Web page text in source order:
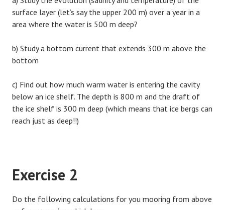
surface layer (let’s say the upper 200 m) over a year in a
area where the water is 500 m deep?
b) Study a bottom current that extends 300 m above the
bottom
c) Find out how much warm water is entering the cavity
below an ice shelf. The depth is 800 m and the draft of
the ice shelf is 300 m deep (which means that ice bergs can
reach just as deep!!)
Exercise 2
Do the following calculations for you mooring from above